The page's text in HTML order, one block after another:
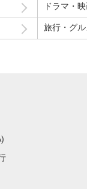
ドラマ・
旅行・グル